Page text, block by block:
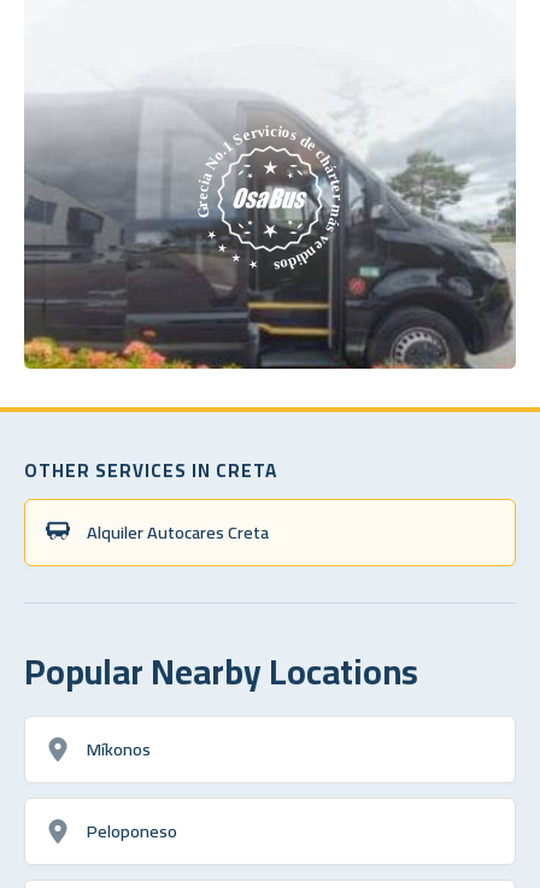
OTHER SERVICES IN CRETA
Alquiler Autocares Creta
Popular Nearby Locations
Míkonos
Peloponeso